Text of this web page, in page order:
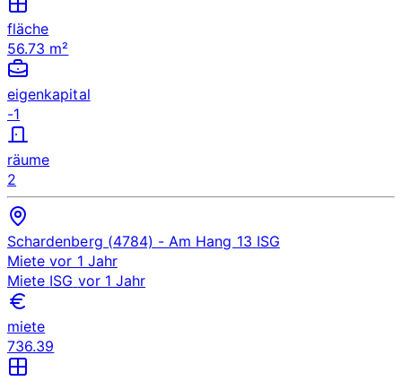
fläche
56.73 m²
eigenkapital
-1
räume
2
Schardenberg (4784) - Am Hang 13 ISG
Miete vor 1 Jahr
Miete ISG vor 1 Jahr
miete
736.39